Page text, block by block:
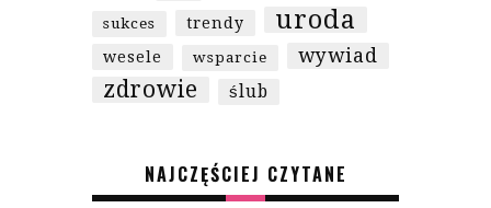
sukces trendy uroda
wesele wsparcie wywiad
zdrowie ślub
NAJCZĘŚCIEJ CZYTANE